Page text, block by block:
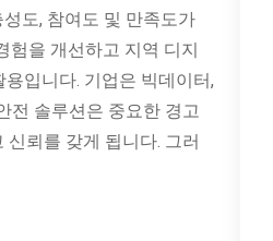
도, 참여도 및 만족도가
험을 개선하고 지역 디지
입니다. 기업은 빅데이터,
전 솔루션은 중요한 경고
뢰를 갖게 됩니다. 그러